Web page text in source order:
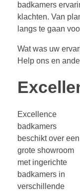
badkamers
klachten. Van
langs te gaan
Wat was uw
Help ons en
Excellence
badkamers
beschikt over een
grote showroom
met ingerichte
badkamers in
verschillende